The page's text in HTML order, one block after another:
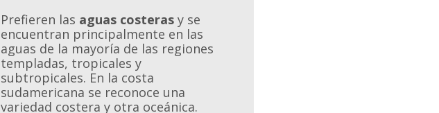
Prefieren las aguas costeras y se
encuentran principalmente en las
aguas de la mayoría de las regiones
templadas, tropicales y
subtropicales. En la costa
sudamericana se reconoce una
variedad costera y otra oceánica.